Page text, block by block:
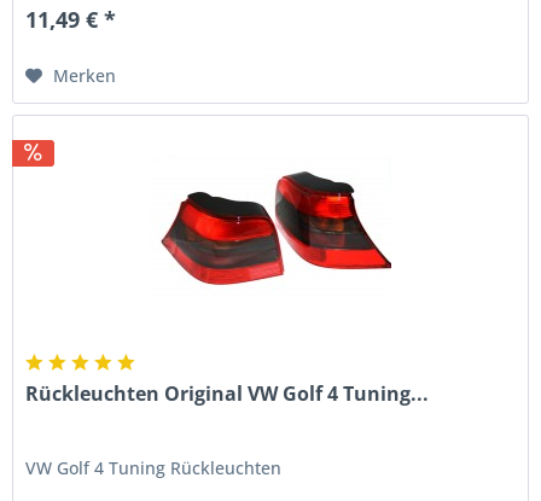
11,49 € *
Merken
Rückleuchten Original VW Golf 4 Tuning...
VW Golf 4 Tuning Rückleuchten